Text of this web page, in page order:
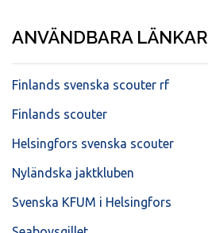
ANVÄNDBARA LÄNKAR
Finlands svenska scouter rf
Finlands scouter
Helsingfors svenska scouter
Nyländska jaktkluben
Svenska KFUM i Helsingfors